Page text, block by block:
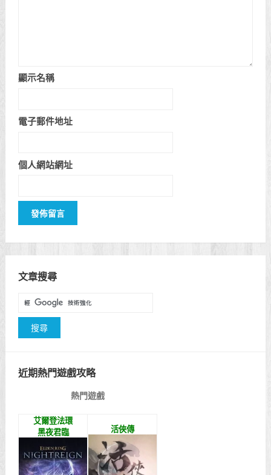
顯示名稱
電子郵件地址
個人網站網址
文章搜尋
近期熱門遊戲攻略
熱門遊戲
艾爾登法環
黑夜君臨
活俠傳